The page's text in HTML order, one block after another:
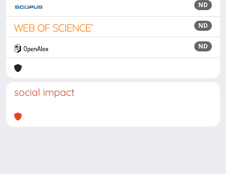
ND
ND
ND
social impact